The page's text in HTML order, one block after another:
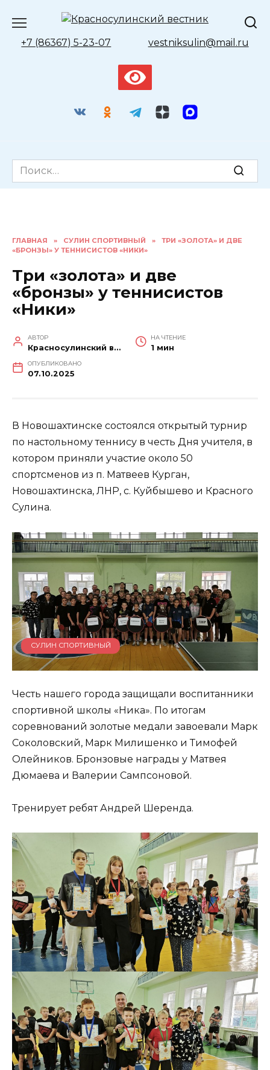
содержанию
+7 (86367) 5-23-07 vestniksulin@mail.ru
Search
for:
ГЛАВНАЯ » СУЛИН СПОРТИВНЫЙ »
ТРИ «ЗОЛОТА» И ДВЕ
«БРОНЗЫ» У ТЕННИСИСТОВ «НИКИ»
Три «золота» и две
«бронзы» у теннисистов
«Ники»
АВТОР
Красносулинский вестник
НА ЧТЕНИЕ
1 мин
ОПУБЛИКОВАНО
07.10.2025
В Новошахтинске состоялся открытый турнир
по настольному теннису в честь Дня учителя, в
котором приняли участие около 50
спортсменов из п. Матвеев Курган,
Новошахтинска, ЛНР, с. Куйбышево и Красного
Сулина.
СУЛИН СПОРТИВНЫЙ
Честь нашего города защищали воспитанники
спортивной школы «Ника». По итогам
соревнований золотые медали завоевали Марк
Соколовский, Марк Милишенко и Тимофей
Олейников. Бронзовые награды у Матвея
Дюмаева и Валерии Сампсоновой.
Тренирует ребят Андрей Шеренда.